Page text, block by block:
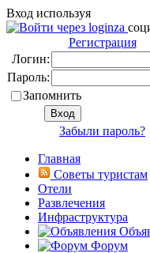
Вход используя
Регистрация
Логин:
Пароль:
Запомнить
Забыли пароль?
Главная
Советы туристам
Отели
Развлечения
Инфраструктура
Форум